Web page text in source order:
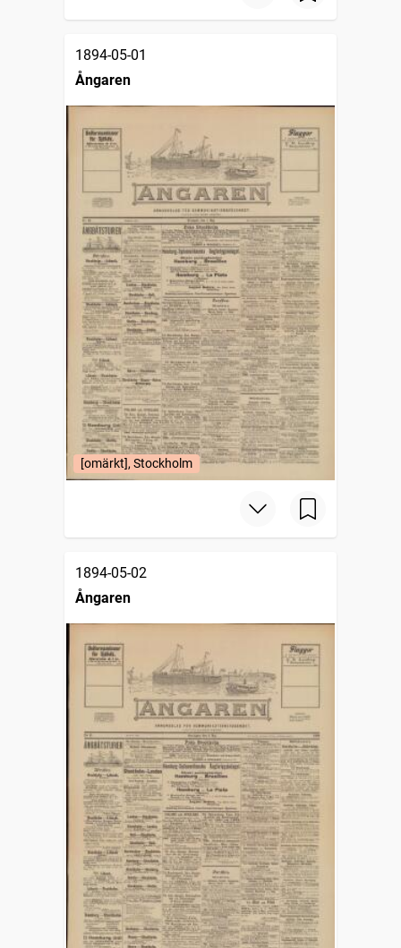
1894-05-01
Ångaren
[omärkt], Stockholm
1894-05-02
Ångaren